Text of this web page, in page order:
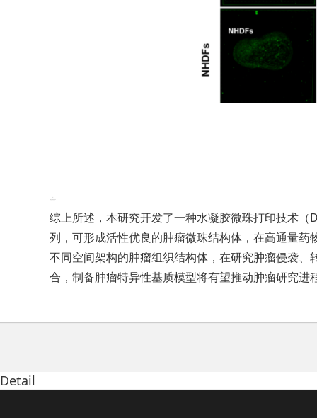
综上所述，本研究开发了一种水凝胶微珠打印技术
列，可形成活性优良的肿瘤微珠结构体，在高通量
不同空间架构的肿瘤组织结构体，在研究肿瘤侵袭
合，制备肿瘤特异性基质模型将有望推动肿瘤研究进
Detail